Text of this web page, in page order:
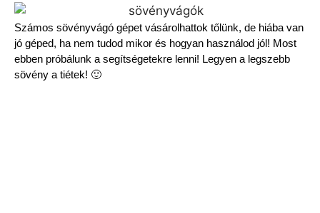
Számos sövényvágó gépet vásárolhattok tőlünk, de hiába van
jó géped, ha nem tudod mikor és hogyan használod jól! Most
ebben próbálunk a segítségetekre lenni! Legyen a legszebb
sövény a tiétek! 🙂